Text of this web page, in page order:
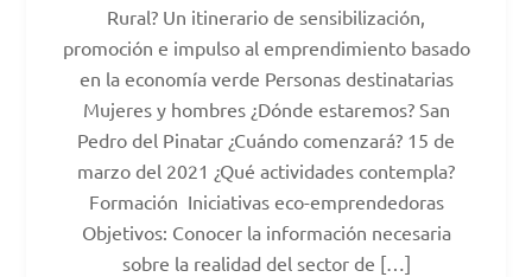
Rural? Un itinerario de sensibilización,
promoción e impulso al emprendimiento basado
en la economía verde Personas destinatarias
Mujeres y hombres ¿Dónde estaremos? San
Pedro del Pinatar ¿Cuándo comenzará? 15 de
marzo del 2021 ¿Qué actividades contempla?
Formación Iniciativas eco-emprendedoras
Objetivos: Conocer la información necesaria
sobre la realidad del sector de […]